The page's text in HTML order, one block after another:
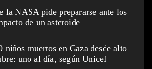
la NASA pide prepararse ante los
de un asteroide
niños muertos en Gaza desde alto
uno al día, según Unicef